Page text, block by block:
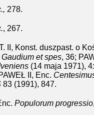
278.
, 267.
II, Konst. duszpast. o
Gaudium et spes, 36;
(14 maja 1971), 4:
II, Enc.
83 (1991), 847.
Populorum progressio